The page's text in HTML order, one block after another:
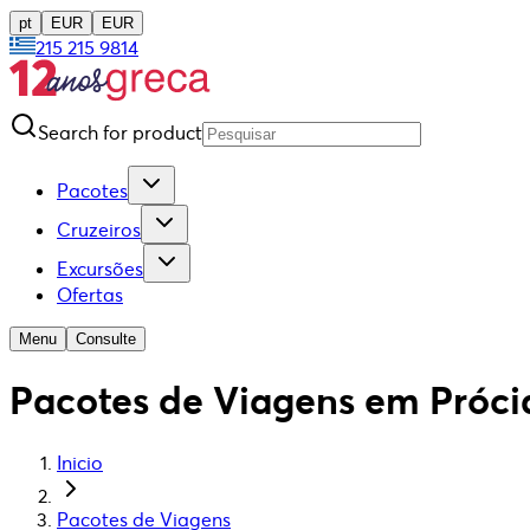
pt EUR EUR
215 215 9814
Search for product
Pacotes
Cruzeiros
Excursões
Ofertas
Menu Consulte
Pacotes de Viagens em
Inicio
Pacotes de Viagens